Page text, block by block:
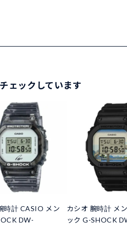
ェックしています
時計 CASIO メン
DW-
カシオ 腕時計 メ
ック G-SHOCK